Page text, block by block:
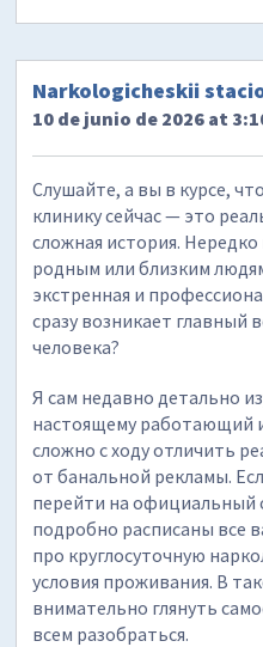
Narkologicheskii
10 de junio de 2026 at
Слушайте, а вы в курсе,
клинику сейчас — это
сложная история.
родным или близким
экстренная и
сразу возникает главный
человека?
Я сам недавно детально
настоящему работающий
сложно с ходу отличить
от банальной рекламы.
перейти на официальный
подробно расписаны все
про круглосуточную
условия проживания. В
внимательно глянуть
всем разобраться.